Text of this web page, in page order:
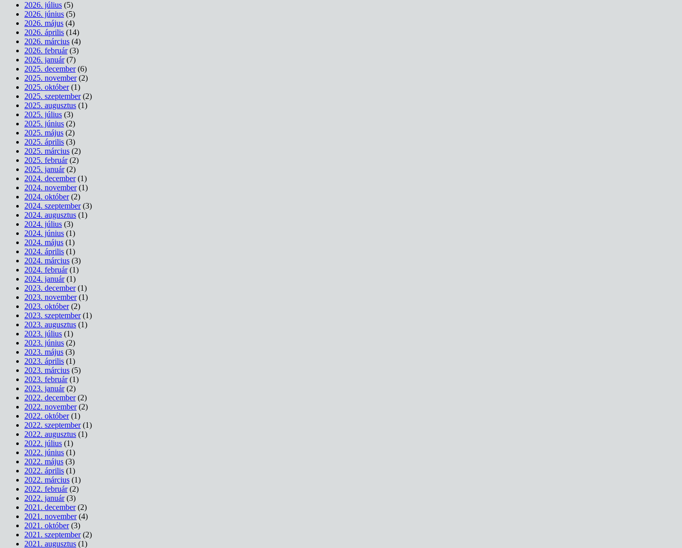
2026. július (5)
2026. június (5)
2026. május (4)
2026. április (14)
2026. március (4)
2026. február(3)
2026. január(7)
2025. december(6)
2025. november(2)
2025. október(1)
2025. szeptember(2)
2025. augusztus (1)
2025. július (3)
2025. június (2)
2025. május (2)
2025. április (3)
2025. március (2)
2025. február(2)
2025. január(2)
2024. december(1)
2024. november(1)
2024. október(2)
2024. szeptember(3)
2024. augusztus (1)
2024. július (3)
2024. június (1)
2024. május (1)
2024. április (1)
2024. március (3)
2024. február(1)
2024. január(1)
2023. december(1)
2023. november(1)
2023. október(2)
2023. szeptember(1)
2023. augusztus (1)
2023. július (1)
2023. június (2)
2023. május (3)
2023. április (1)
2023. március (5)
2023. február(1)
2023. január(2)
2022. december(2)
2022. november(2)
2022. október(1)
2022. szeptember(1)
2022. augusztus (1)
2022. július (1)
2022. június (1)
2022. május (3)
2022. április (1)
2022. március (1)
2022. február(2)
2022. január(3)
2021. december(2)
2021. november(4)
2021. október(3)
2021. szeptember(2)
2021. augusztus (1)